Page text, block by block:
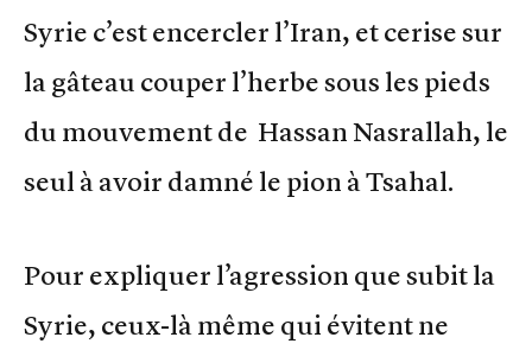
Syrie c’est encercler l’Iran, et cerise sur
la gâteau couper l’herbe sous les pieds
du mouvement de Hassan Nasrallah, le
seul à avoir damné le pion à Tsahal.
Pour expliquer l’agression que subit la
Syrie, ceux-là même qui évitent ne